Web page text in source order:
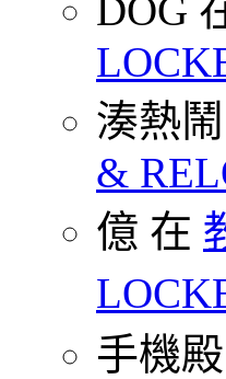
DOG
湊熱
&
億 在
手機